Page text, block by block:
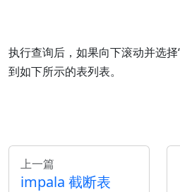
执行查询后，如果向下滚动并选
到如下所示的表列表。
上一篇
impala 截断表